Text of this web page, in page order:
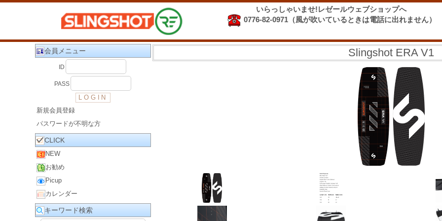
いらっしゃいませ!レゼールウェブショップへ
0776-82-0971（風が吹いているときは電話に出れません）
会員メニュー
ID
PASS
新規会員登録
パスワードが不明な方
CLICK
NEW
お勧め
Picup
カレンダー
キーワード検索
Slingshot ERA V1